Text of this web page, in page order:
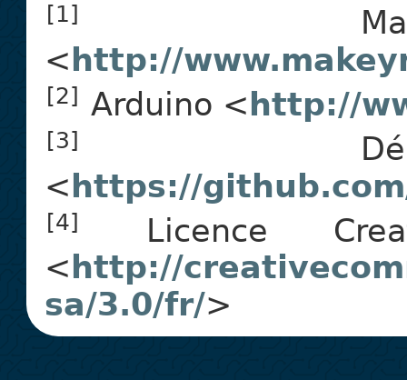
[1]
< http://
[2] Arduino <http://
[3]
<https://
[4]
Licence
< http://
sa/3.0/fr/>